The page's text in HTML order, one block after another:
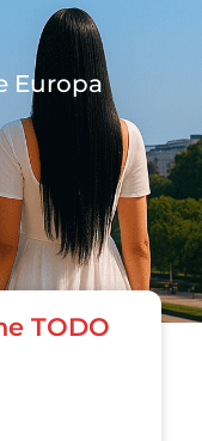
Europa
TODO